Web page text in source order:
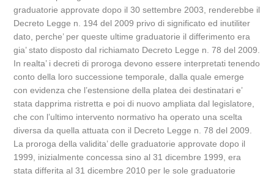
graduatorie approvate dopo il 30 settembre 2003, renderebbe il
Decreto Legge n. 194 del 2009 privo di significato ed inutiliter
dato, perche’ per queste ultime graduatorie il differimento era
gia’ stato disposto dal richiamato Decreto Legge n. 78 del 2009.
In realta’ i decreti di proroga devono essere interpretati tenendo
conto della loro successione temporale, dalla quale emerge
con evidenza che l’estensione della platea dei destinatari e’
stata dapprima ristretta e poi di nuovo ampliata dal legislatore,
che con l’ultimo intervento normativo ha operato una scelta
diversa da quella attuata con il Decreto Legge n. 78 del 2009.
La proroga della validita’ delle graduatorie approvate dopo il
1999, inizialmente concessa sino al 31 dicembre 1999, era
stata differita al 31 dicembre 2010 per le sole graduatorie